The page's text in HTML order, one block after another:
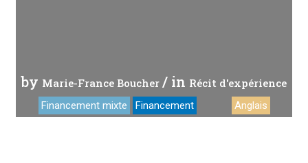
by Marie-France Boucher / in Récit d'expérience
Financement mixte Financement Anglais